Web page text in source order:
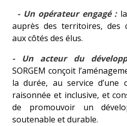
- Un opérateur engagé :la
auprès des territoires, des
aux côtés des élus.
- Un acteur du
SORGEM conçoit
la durée, au service d’une
raisonnée et inclusive, et
de promouvoir un
soutenable et durable.